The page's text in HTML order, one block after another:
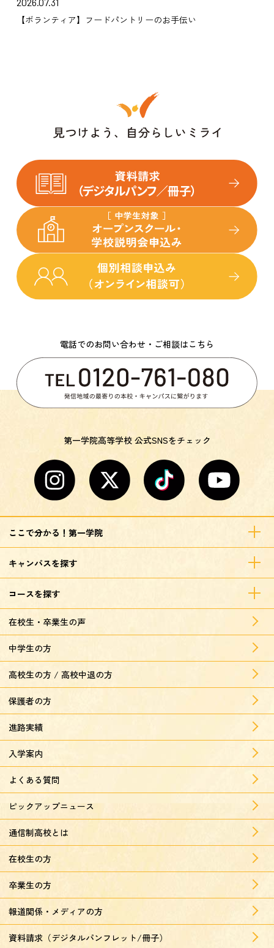
【ボランティア】フードパントリーのお手伝い
電話でのお問い合わせ・ご相談はこちら
第一学院高等学校 公式SNSをチェック
ここで分かる！第一学院
キャンパスを探す
コースを探す
在校生・卒業生の声
中学生の方
高校生の方 / 高校中退の方
保護者の方
進路実績
入学案内
よくある質問
ピックアップニュース
通信制高校とは
在校生の方
卒業生の方
報道関係・メディアの方
資料請求（デジタルパンフレット/冊子）